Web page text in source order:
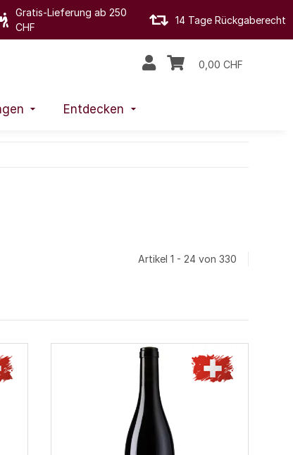
Gratis-Lieferung ab 250
CHF
14 Tage Rückgaberecht
0,00 CHF
Entdecken
Artikel 1 - 24 von 330